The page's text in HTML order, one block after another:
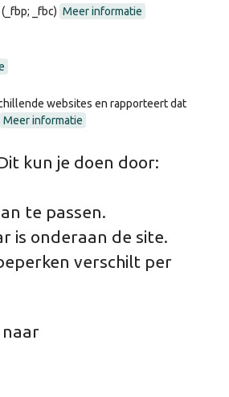
_fbc) Meer informatie
websites en rapporteert dat
Meer informatie
kun je doen door:
te passen.
is onderaan de site.
verschilt per